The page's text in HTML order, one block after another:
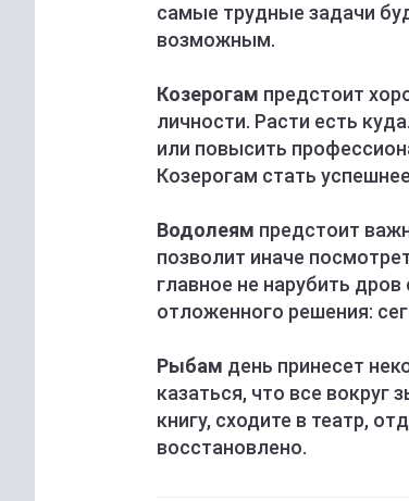
самые трудные задачи
возможным.
Козерогам предстоит
личности. Расти есть
или повысить
Козерогам стать
Водолеям предстоит
позволит иначе
главное не нарубить
отложенного решения:
Рыбам день принесет
казаться, что все вокруг
книгу, сходите в театр,
восстановлено.